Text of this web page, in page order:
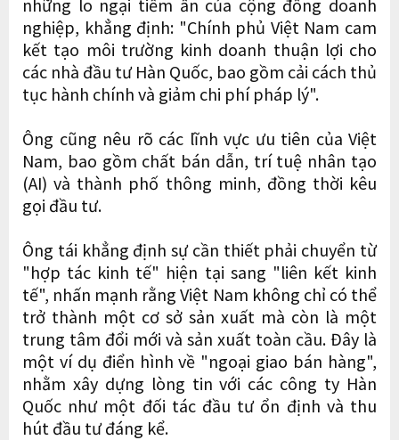
nghiệp, khẳng định: "Chính phủ Việt Nam cam
kết tạo môi trường kinh doanh thuận lợi cho
các nhà đầu tư Hàn Quốc, bao gồm cải cách thủ
tục hành chính và giảm chi phí pháp lý".
Ông cũng nêu rõ các lĩnh vực ưu tiên của Việt
Nam, bao gồm chất bán dẫn, trí tuệ nhân tạo
(AI) và thành phố thông minh, đồng thời kêu
gọi đầu tư.
Ông tái khẳng định sự cần thiết phải chuyển từ
"hợp tác kinh tế" hiện tại sang "liên kết kinh
tế", nhấn mạnh rằng Việt Nam không chỉ có thể
trở thành một cơ sở sản xuất mà còn là một
trung tâm đổi mới và sản xuất toàn cầu. Đây là
một ví dụ điển hình về "ngoại giao bán hàng",
nhằm xây dựng lòng tin với các công ty Hàn
Quốc như một đối tác đầu tư ổn định và thu
hút đầu tư đáng kể.